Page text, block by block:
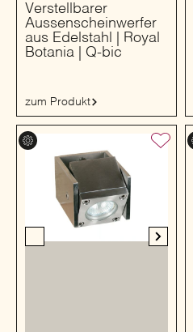
Verstellbarer
Aussenscheinwerfer
aus Edelstahl | Royal
Botania | Q-bic
zum Produkt